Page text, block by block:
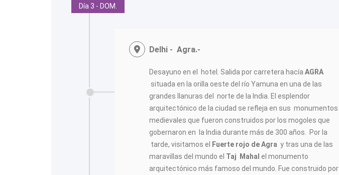
Día 3 - DOM.
Delhi - Agra.-
Desayuno en el hotel. Salida por carretera hacíaAGRA
situada en la orilla oeste del río Yamuna en una de las
grandes llanuras del norte de la India. El esplendor
arquitectónico de la ciudad se refleja en sus monumentos
medievales que fueron construidos por los mogoles que
gobernaron en la India durante más de 300 años. Por la
tarde, visitamos el
Fuerte rojo de Agra y tras una de las
maravillas del mundo el Taj Mahal el monumento
arquitectónico más famoso del mundo. Fue construido por